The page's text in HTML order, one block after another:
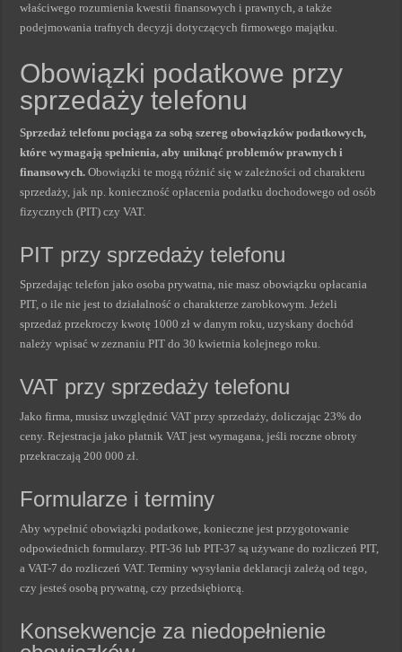
właściwego rozumienia kwestii finansowych i prawnych, a także
podejmowania trafnych decyzji dotyczących firmowego majątku.
Obowiązki podatkowe przy
sprzedaży telefonu
Sprzedaż telefonu pociąga za sobą szereg obowiązków podatkowych,
które wymagają spełnienia, aby uniknąć problemów prawnych i
finansowych. Obowiązki te mogą różnić się w zależności od charakteru
sprzedaży, jak np. konieczność opłacenia podatku dochodowego od osób
fizycznych (PIT) czy VAT.
PIT przy sprzedaży telefonu
Sprzedając telefon jako osoba prywatna, nie masz obowiązku opłacania
PIT, o ile nie jest to działalność o charakterze zarobkowym. Jeżeli
sprzedaż przekroczy kwotę 1000 zł w danym roku, uzyskany dochód
należy wpisać w zeznaniu PIT do 30 kwietnia kolejnego roku.
VAT przy sprzedaży telefonu
Jako firma, musisz uwzględnić VAT przy sprzedaży, doliczając 23% do
ceny. Rejestracja jako płatnik VAT jest wymagana, jeśli roczne obroty
przekraczają 200 000 zł.
Formularze i terminy
Aby wypełnić obowiązki podatkowe, konieczne jest przygotowanie
odpowiednich formularzy. PIT-36 lub PIT-37 są używane do rozliczeń PIT,
a VAT-7 do rozliczeń VAT. Terminy wysyłania deklaracji zależą od tego,
czy jesteś osobą prywatną, czy przedsiębiorcą.
Konsekwencje za niedopełnienie